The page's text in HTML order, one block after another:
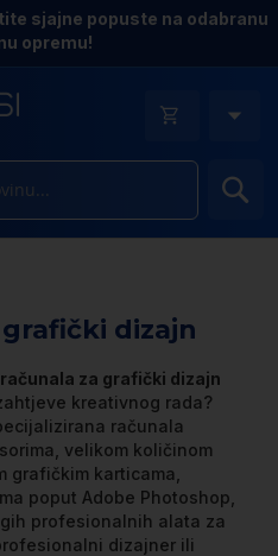
sjajne popuste na odabranu
opremu!
dizajn
računala za grafički dizajn
kreativnog rada?
računala
velikom količinom
grafičkim karticama,
poput Adobe Photoshop,
profesionalnih alata za
dizajner ili